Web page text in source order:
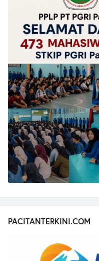
PACITANTERKINI.COM